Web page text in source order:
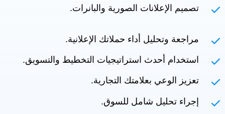
تصميم الإعلانات الصورية والبانرات.
مراجعة وتحليل أداء حملاتك الإعلانية.
استخدام أحدث استراتيجيات التخطيط والتسويق.
تعزيز الوعي بعلامتك التجارية.
إجراء تحليل شامل للسوق.